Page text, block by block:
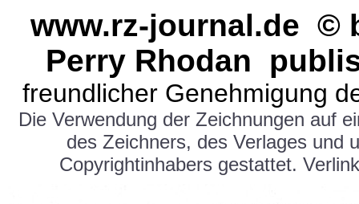
www.rz-journal.de ©
Perry Rhodan
freundlicher Genehmigung
Die Verwendung der Zeichnungen auf
des Zeichners, des Verlages und
Copyrightinhabers gestattet.